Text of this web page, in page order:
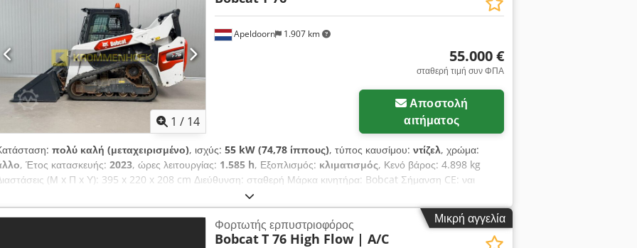
Σημειώσεις = Μετάδοση κίνησης Εκπομπές (Stage/Tier): Stage V / Tier IV final Γενικά Χώρα παραγωγής: ΗΠΑ
Κατάσταση Τύπος CE: CE Υδραυλικός ταχυσύνδεσμος, 2 ταχύτητες, μεγάλη οθόνη, κάμερα οπισθοπορείας,
κλιματισμός, αεροπνευματικό κάθισμα
1 / 14
Apeldoorn 1.907 km
55.000 €
σταθερή τιμή συν ΦΠΑ
Αποστολή
αιτήματος
πολύ καλή (μεταχειρισμένο), ισχύς: 55 kW (74,78 ίππους), τύπος καυσίμου: ντίζελ, χρώμα:
, Έτος κατασκευής: 2023, ώρες λειτουργίας: 1.585 h, Εξοπλισμός: κλιματισμός, Κενό βάρος: 4.898 kg
(Μ x Π x Υ): 395 x 220 x 208 cm Διεύθυνση: σταθερή Μάρκα κινητήρα: Bobcat Σήμανση CE: ναι
Csdpfx Aey D D Slonusha Τεχνική κατάσταση: πολύ καλή Οπτική κατάσταση: πολύ καλή = Επιπλέον επιλογές
εξοπλισμός = - 3ος υδραυλικός κύκλος - Υψηλή παροχή - Τελευταίος αντισταθμιστής = Σημειώσεις =
Μετάδοση κίνησης Στάδιο (Tier): Stage V / Tier IV final 2 ταχύτητες οδήγησης, Ride control, κλιματισμός, κάμερα
οπισθοπορείας, αεροαναρτώμενο κάθισμα, χειρισμός με joystick
Μικρή αγγελία
Φορτωτής ερπυστριοφόρος
BobcatT 76 High Flow | A/C